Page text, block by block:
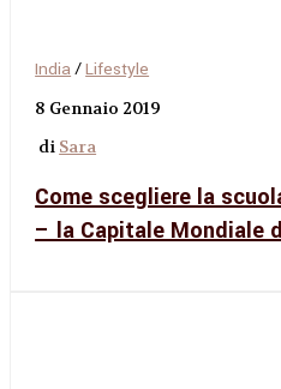
India /Lifestyle
8 Gennaio 2019
di Sara
Come scegliere la
– la Capitale Mondiale